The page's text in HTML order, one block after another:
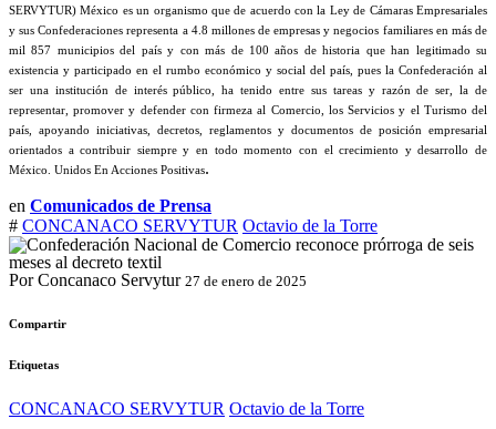
SERVYTUR) México es un organismo que de acuerdo con la Ley de Cámaras Empresariales
y sus Confederaciones representa a 4.8 millones de empresas y negocios familiares en más de
mil 857 municipios del país y con más de 100 años de historia que han legitimado su
existencia y participado en el rumbo económico y social del país, pues la Confederación al
ser una institución de interés público, ha tenido entre sus tareas y razón de ser, la de
representar, promover y defender con firmeza al Comercio, los Servicios y el Turismo del
país, apoyando iniciativas, decretos, reglamentos y documentos de posición empresarial
orientados a contribuir siempre y en todo momento con el crecimiento y desarrollo de
México. Unidos En Acciones Positivas.
en Comunicados de Prensa
# CONCANACO SERVYTUR Octavio de la Torre
Por Concanaco Servytur 27 de enero de 2025
Compartir
Etiquetas
CONCANACO SERVYTUR Octavio de la Torre